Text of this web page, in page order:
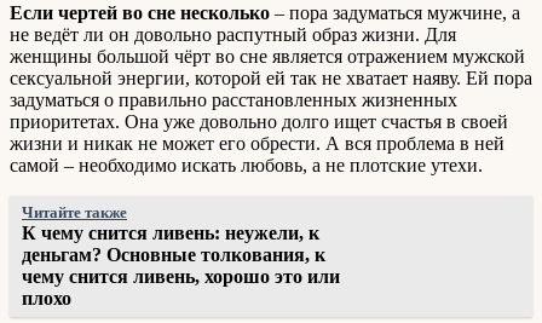
Если чертей во сне несколько – пора задуматься мужчине, а
не ведёт ли он довольно распутный образ жизни. Для
женщины большой чёрт во сне является отражением мужской
сексуальной энергии, которой ей так не хватает наяву. Ей пора
задуматься о правильно расстановленных жизненных
приоритетах. Она уже довольно долго ищет счастья в своей
жизни и никак не может его обрести. А вся проблема в ней
самой – необходимо искать любовь, а не плотские утехи.
Читайте также
К чему снится ливень: неужели, к
деньгам? Основные толкования, к
чему снится ливень, хорошо это или
плохо